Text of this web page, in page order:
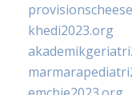
khedi2023.org